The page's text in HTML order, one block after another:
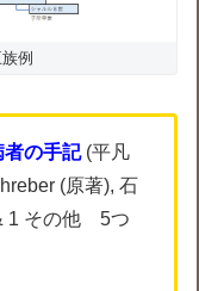
例
の手記(平凡
(原著), 石
1 その他 5つ